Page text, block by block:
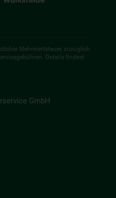
Mehrwertsteuer, zuzüglich
Details findest
GmbH